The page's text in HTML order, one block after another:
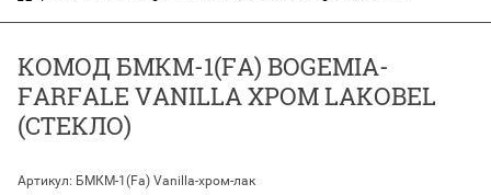
КОМОД БМКМ-1(FA) BOGEMIA-
FARFALE VANILLA ХРОМ LAKOBEL
(СТЕКЛО)
Артикул: БМКМ-1(Fa) Vanilla-хром-лак